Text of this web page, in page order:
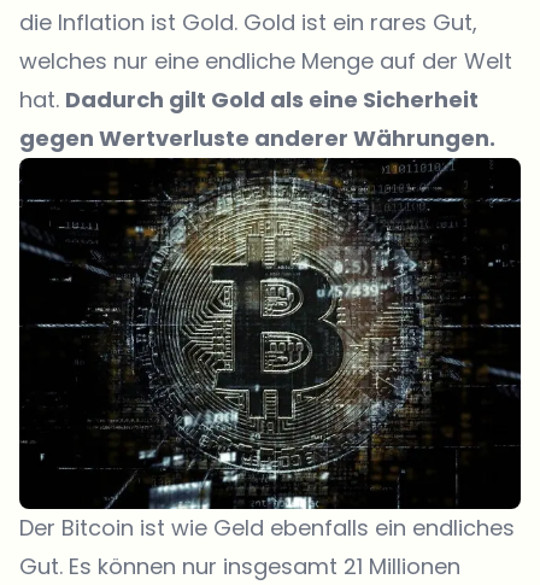
die Inflation ist Gold. Gold ist ein rares Gut,
welches nur eine endliche Menge auf der Welt
hat. Dadurch gilt Gold als eine Sicherheit
gegen Wertverluste anderer Währungen.
Der Bitcoin ist wie Geld ebenfalls ein endliches
Gut. Es können nur insgesamt 21 Millionen